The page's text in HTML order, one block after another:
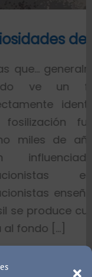
los fósiles
toda la
fósil de un
un
Esto es
por
con
el pez